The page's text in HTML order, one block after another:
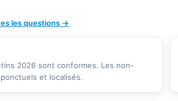
les questions →
2026 sont conformes. Les non-
et localisés.